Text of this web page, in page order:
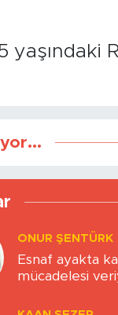
yaşındaki
ONUR ŞENTÜRK
Esnaf ayakta
mücadelesi